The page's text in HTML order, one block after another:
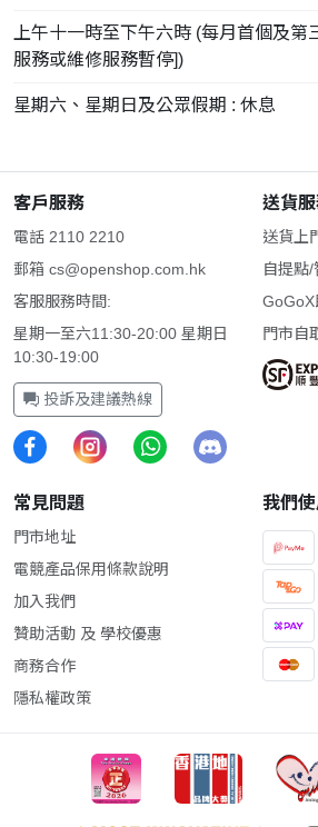
上午十一時至下午六時 (每月首個及第
服務或維修服務暫停])
星期六、星期日及公眾假期 : 休息
客戶服務
電話 2110 2210
郵箱 cs@openshop.com.hk
客服服務時間:
星期一至六11:30-20:00 星期日
10:30-19:00
投訴及建議熱線
送貨
送貨上
自提點/
門市自
常見問題
門市地址
電競產品保用條款說明
加入我們
贊助活動 及 學校優惠
商務合作
隱私權政策
我們使